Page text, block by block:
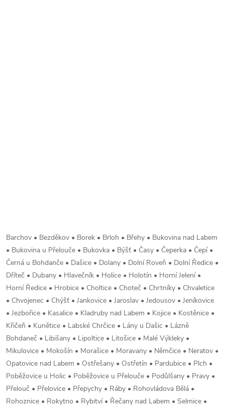
Barchov • Bezděkov • Borek • Brloh • Břehy • Bukovina nad Labem
• Bukovina u Přelouče • Bukovka • Býšť • Časy • Čeperka • Čepí •
Černá u Bohdanče • Dašice • Dolany • Dolní Roveň • Dolní Ředice •
Dříteč • Dubany • Hlavečník • Holice • Holotín • Horní Jelení •
Horní Ředice • Hrobice • Choltice • Choteč • Chrtníky • Chvaletice
• Chvojenec • Chýšť • Jankovice • Jaroslav • Jedousov • Jeníkovice
• Jezbořice • Kasalice • Kladruby nad Labem • Kojice • Kostěnice •
Křičeň • Kunětice • Labské Chrčice • Lány u Dašic • Lázně
Bohdaneč • Libišany • Lipoltice • Litošice • Malé Výkleky •
Mikulovice • Mokošín • Morašice • Moravany • Němčice • Neratov •
Opatovice nad Labem • Ostřešany • Ostřetín • Pardubice • Plch •
Poběžovice u Holic • Poběžovice u Přelouče • Podůlšany • Pravy •
Přelouč • Přelovice • Přepychy • Ráby • Rohovládova Bělá •
Rohoznice • Rokytno • Rybitví • Řečany nad Labem • Selmice •